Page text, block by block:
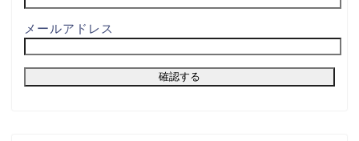
メールアドレス